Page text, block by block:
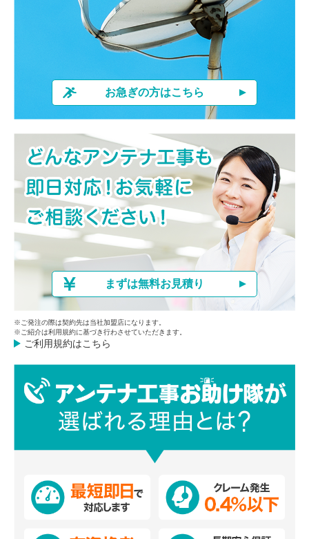
お急ぎの方はこちら
まずは無料お見積り
※ご発注の際は契約先は当社加盟店になります。
※ご紹介は利用規約に基づき行わさせていただきます。
ご利用規約はこちら